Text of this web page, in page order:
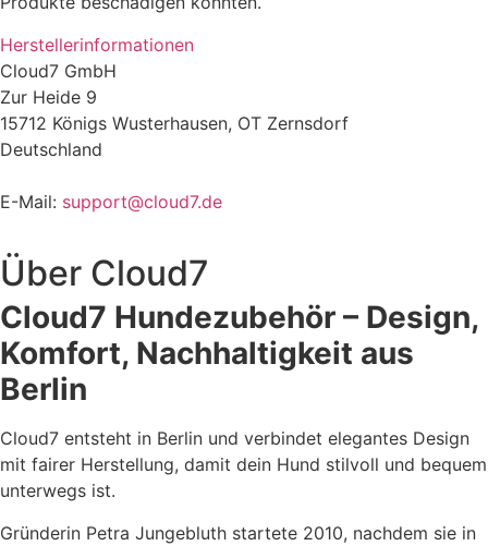
Herstellerinformationen
Cloud7 GmbH
Zur Heide 9
15712 Königs Wusterhausen, OT Zernsdorf
Deutschland
E-Mail: support@cloud7.de
Über Cloud7
Cloud7 Hundezubehör – Design,
Komfort, Nachhaltigkeit aus
Berlin
Cloud7 entsteht in Berlin und verbindet elegantes Design
mit fairer Herstellung, damit dein Hund stilvoll und bequem
unterwegs ist.
Gründerin Petra Jungebluth startete 2010, nachdem sie in